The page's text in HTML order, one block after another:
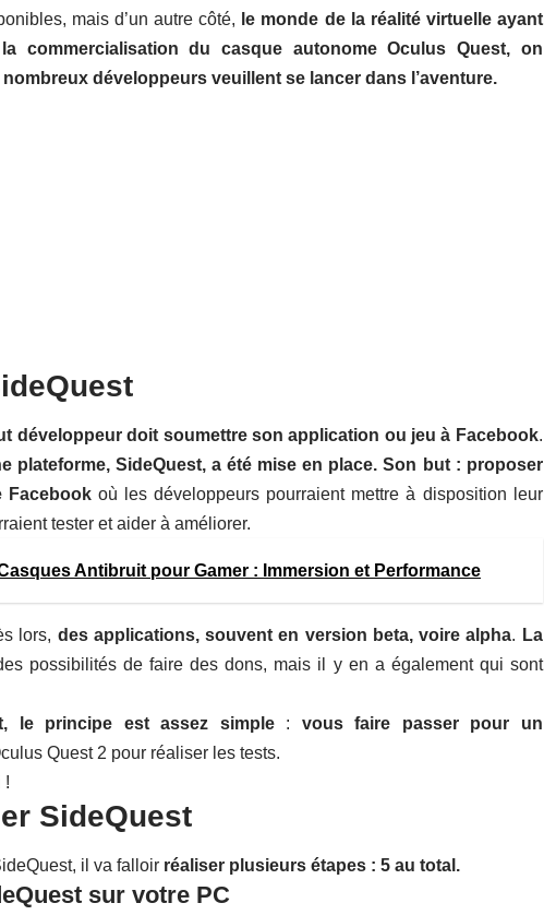
mais d’un autre côté, le monde de la réalité virtuelle ayant
commercialisation du casque autonome Oculus Quest, on
développeurs veuillent se lancer dans l’aventure.
développeur doit soumettre son application ou jeu à Facebook.
plateforme, SideQuest, a été mise en place. Son but : proposer
Facebookoù les développeurs pourraient mettre à disposition leur
tester et aider à améliorer.
Antibruit pour Gamer : Immersion et Performance
lors, des applications, souvent en version beta, voire alpha. La
possibilités de faire des dons, mais il y en a également qui sont
le principe est assez simple: vous faire passer pour un
Quest 2 pour réaliser les tests.
!
SideQuest
il va falloir réaliser plusieurs étapes : 5 au total.
sur votre PC